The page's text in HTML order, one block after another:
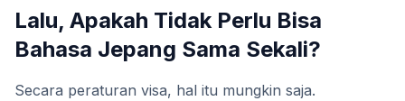
Lalu, Apakah Tidak Perlu Bisa
Bahasa Jepang Sama Sekali?
Secara peraturan visa, hal itu mungkin saja.